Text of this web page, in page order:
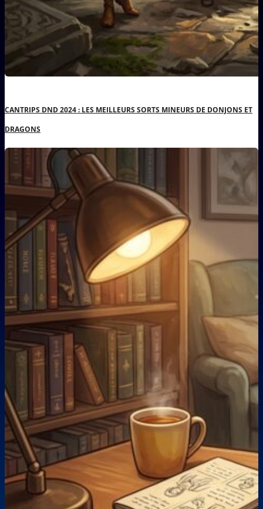
CANTRIPS DND 2024 : LES MEILLEURS SORTS MINEURS DE DONJONS ET
DRAGONS